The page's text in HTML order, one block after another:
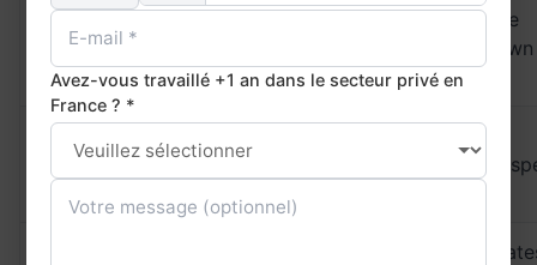
Periodic table
périodique
The periodic table
organises all known
elements.
Concentration Concentration
concentration to
Distillation
Avez-vous travaillé +1 an dans le secteur privé en
France ? *